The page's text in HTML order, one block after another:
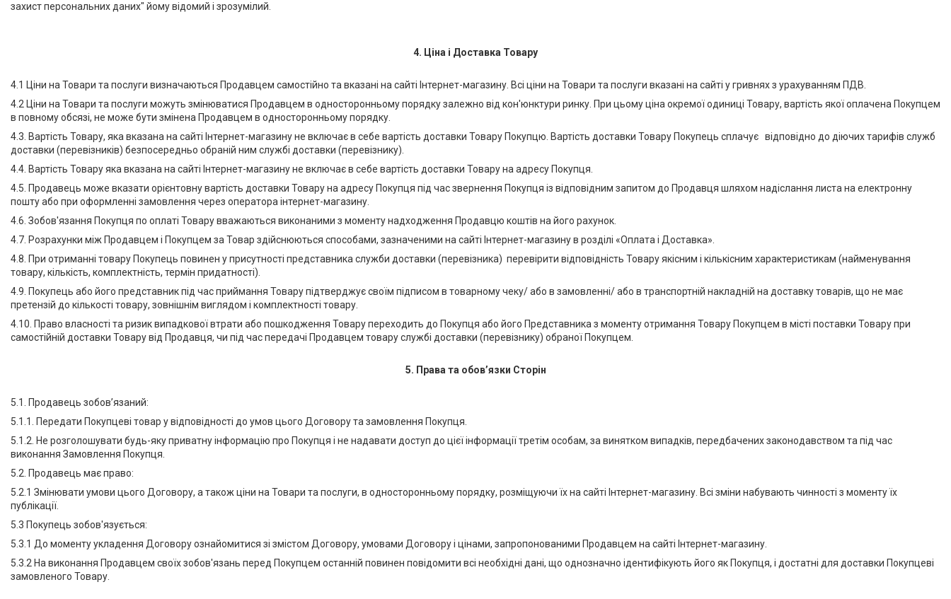
захист персональних даних" йому відомий і зрозумілий.
4. Ціна і Доставка Товару
4.1 Ціни на Товари та послуги визначаються Продавцем самостійно та вказані на сайті Інтернет-магазину. Всі ціни на Товари та послуги вказані на сайті у гривнях з урахуванням ПДВ.
4.2 Ціни на Товари та послуги можуть змінюватися Продавцем в односторонньому порядку залежно від кон'юнктури ринку. При цьому ціна окремої одиниці Товару, вартість якої оплачена Покупцем
в повному обсязі, не може бути змінена Продавцем в односторонньому порядку.
4.3. Вартість Товару, яка вказана на сайті Інтернет-магазину не включає в себе вартість доставки Товару Покупцю. Вартість доставки Товару Покупець сплачує відповідно до діючих тарифів служб
доставки (перевізників) безпосередньо обраній ним службі доставки (перевізнику).
4.4. Вартість Товару яка вказана на сайті Інтернет-магазину не включає в себе вартість доставки Товару на адресу Покупця.
4.5. Продавець може вказати орієнтовну вартість доставки Товару на адресу Покупця під час звернення Покупця із відповідним запитом до Продавця шляхом надіслання листа на електронну
пошту або при оформленні замовлення через оператора інтернет-магазину.
4.6. Зобов'язання Покупця по оплаті Товару вважаються виконаними з моменту надходження Продавцю коштів на його рахунок.
4.7. Розрахунки між Продавцем і Покупцем за Товар здійснюються способами, зазначеними на сайті Інтернет-магазину в розділі «Оплата і Доставка».
4.8. При отриманні товару Покупець повинен у присутності представника служби доставки (перевізника) перевірити відповідність Товару якісним і кількісним характеристикам (найменування
товару, кількість, комплектність, термін придатності).
4.9. Покупець або його представник під час приймання Товару підтверджує своїм підписом в товарному чеку/ або в замовленні/ або в транспортній накладній на доставку товарів, що не має
претензій до кількості товару, зовнішнім виглядом і комплектності товару.
4.10. Право власності та ризик випадкової втрати або пошкодження Товару переходить до Покупця або його Представника з моменту отримання Товару Покупцем в місті поставки Товару при
самостійній доставки Товару від Продавця, чи під час передачі Продавцем товару службі доставки (перевізнику) обраної Покупцем.
5. Права та обов’язки Сторін
5.1. Продавець зобов’язаний:
5.1.1. Передати Покупцеві товар у відповідності до умов цього Договору та замовлення Покупця.
5.1.2. Не розголошувати будь-яку приватну інформацію про Покупця і не надавати доступ до цієї інформації третім особам, за винятком випадків, передбачених законодавством та під час
виконання Замовлення Покупця.
5.2. Продавець має право:
5.2.1 Змінювати умови цього Договору, а також ціни на Товари та послуги, в односторонньому порядку, розміщуючи їх на сайті Інтернет-магазину. Всі зміни набувають чинності з моменту їх
публікації.
5.3 Покупець зобов'язується:
5.3.1 До моменту укладення Договору ознайомитися зі змістом Договору, умовами Договору і цінами, запропонованими Продавцем на сайті Інтернет-магазину.
5.3.2 На виконання Продавцем своїх зобов'язань перед Покупцем останній повинен повідомити всі необхідні дані, що однозначно ідентифікують його як Покупця, і достатні для доставки Покупцеві
замовленого Товару.